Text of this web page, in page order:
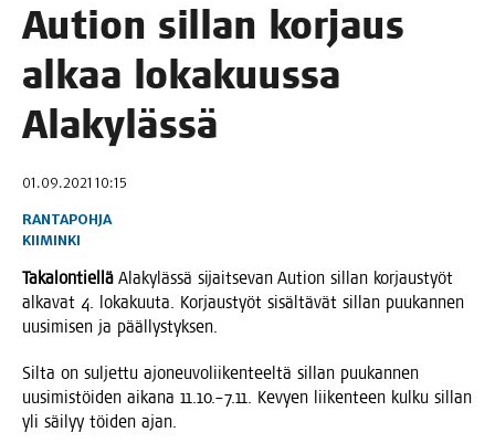
Aution sil­lan kor­jaus
alkaa loka­kuus­sa
Alakylässä
01.09.2021 10:15
RANTAPOHJA
KIIMINKI
Taka­lon­tiel­lä Ala­ky­läs­sä sijait­se­van Aution sil­lan kor­jaus­työt
alka­vat 4. loka­kuu­ta. Kor­jaus­työt sisäl­tä­vät sil­lan puu­kan­nen
uusi­mi­sen ja päällystyksen.
Sil­ta on sul­jet­tu ajo­neu­vo­lii­ken­teel­tä sil­lan puu­kan­nen
uusi­mis­töi­den aika­na 11.10.–7.11. Kevyen lii­ken­teen kul­ku sil­lan
yli säi­lyy töi­den ajan.